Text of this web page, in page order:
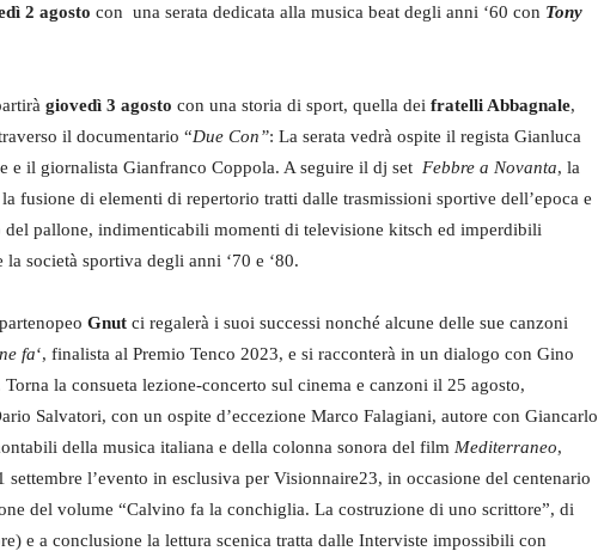
2 agosto con una serata dedicata alla musica beat degli anni ‘60 con Tony
giovedì 3 agosto con una storia di sport, quella dei fratelli Abbagnale,
il documentario “Due Con”: La serata vedrà ospite il regista Gianluca
e il giornalista Gianfranco Coppola. A seguire il dj set Febbre a Novanta, la
fusione di elementi di repertorio tratti dalle trasmissioni sportive dell’epoca e
pallone, indimenticabili momenti di televisione kitsch ed imperdibili
società sportiva degli anni ‘70 e ‘80.
Gnut ci regalerà i suoi successi nonché alcune delle sue canzoni
fa‘, finalista al Premio Tenco 2023, e si racconterà in un dialogo con Gino
la consueta lezione-concerto sul cinema e canzoni il 25 agosto,
Salvatori, con un ospite d’eccezione Marco Falagiani, autore con Giancarlo
della musica italiana e della colonna sonora del film Mediterraneo,
settembre l’evento in esclusiva per Visionnaire23, in occasione del centenario
del volume “Calvino fa la conchiglia. La costruzione di uno scrittore”, di
e a conclusione la lettura scenica tratta dalle Interviste impossibili con